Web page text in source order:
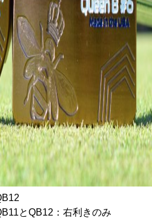
とQB12：右利きのみ